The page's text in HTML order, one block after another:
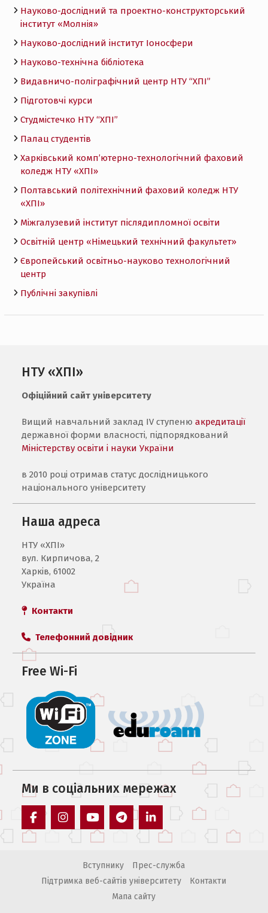
Науково-дослідний та проектно-конструкторський
інститут «Молнія»
Науково-дослідний інститут Іоносфери
Науково-технічна бібліотека
Видавничо-поліграфічний центр НТУ “ХПІ”
Підготовчі курси
Студмістечко НТУ “ХПІ”
Палац студентів
Харківський комп’ютерно-технологічний фаховий
коледж НТУ «ХПI»
Полтавський політехнічний фаховий коледж НТУ
«ХПI»
Міжгалузевий інститут післядипломної освіти
Освітній центр «Німецький технічний факультет»
Європейський освітньо-науково технологічний
центр
Публічні закупівлі
НТУ «ХПІ»
Офіційний сайт університету
Вищий навчальний заклад IV ступенюакредитації
державної форми власності, підпорядкований
Міністерству освіти і науки України
в 2010 році отримав статус дослідницького
національного університету
Наша адреса
НТУ «ХПI»
вул. Кирпичова, 2
Харків, 61002
Україна
Контакти
Телефонний довідник
Free Wi-Fi
Ми в соцiальних мережах
facebook instagramyoutube telegram linkedin
Вступнику
Прес-служба
Підтримка веб-сайтів університету
Контакти
Мапа сайту